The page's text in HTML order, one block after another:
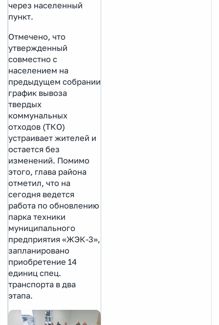
через населенный
пункт.
Отмечено, что
утвержденный
совместно с
населением на
предыдущем собрании
график вывоза
твердых
коммунальных
отходов (ТКО)
устраивает жителей и
остается без
изменений. Помимо
этого, глава района
отметил, что на
сегодня ведется
работа по обновлению
парка техники
муниципального
предприятия «ЖЭК-3»,
запланировано
приобретение 14
единиц спец.
транспорта в два
этапа.